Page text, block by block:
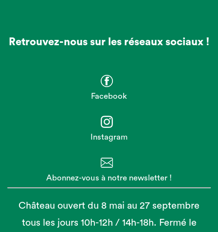
Retrouvez-nous sur les réseaux sociaux !
Facebook
Instagram
Abonnez-vous à notre newsletter !
Château ouvert du 8 mai au 27 septembre
tous les jours 10h-12h / 14h-18h. Fermé le